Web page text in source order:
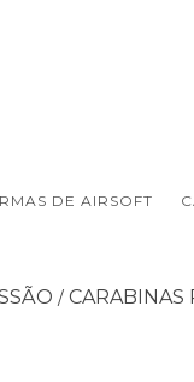
DE AIRSOFT
/ CARABINAS